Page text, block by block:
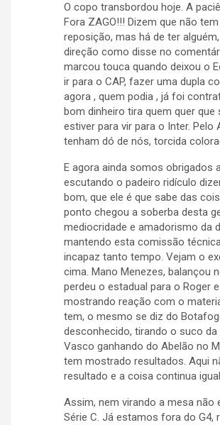
O copo transbordou hoje. A
Fora ZAGO!!! Dizem que não
reposição, mas há de ter
direção como disse no
marcou touca quando deixou o
ir para o CAP, fazer uma dupla
agora , quem podia , já foi
bom dinheiro tira quem quer que
estiver para vir para o Inter. Pelo
tenham dó de nós, torcida
E agora ainda somos obrigados
escutando o padeiro ridículo
bom, que ele é que sabe das
ponto chegou a soberba desta
mediocridade e amadorismo da
mantendo esta comissão
incapaz tanto tempo. Vejam o
cima. Mano Menezes, balançou
perdeu o estadual para o Roger
mostrando reação com o
tem, o mesmo se diz do
desconhecido, tirando o suco da
Vasco ganhando do Abelão no
tem mostrado resultados. Aqui
resultado e a coisa continua
Assim, nem virando a mesa não
Série C. Já estamos fora do G4,